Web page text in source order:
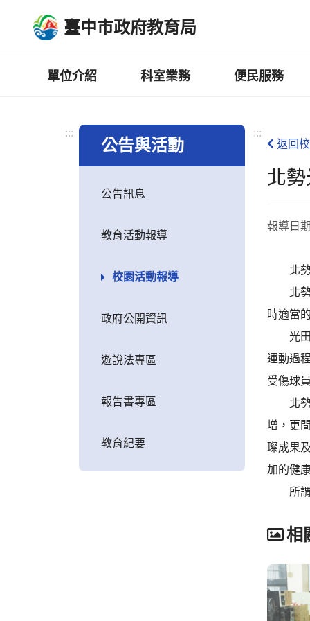
臺中市政府教育局
單位介紹 科室業務 便民服務
:::
公告與活動
公告訊息
教育活動報導
校園活動報導
政府公開資訊
遊說法專區
報告書專區
教育紀要
:::
返回
北
報導日
北勢
北勢國
時適當
光田醫
運動過
受傷球
北勢國
增，更
璨成果
加的健
所謂預
相